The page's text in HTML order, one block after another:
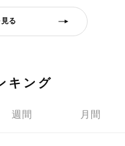
る
キング
週間 月間